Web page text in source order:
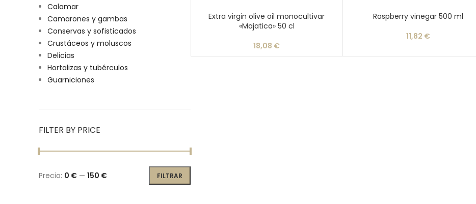
Calamar
Camarones y gambas
Conservas y sofisticados
Crustáceos y moluscos
Delicias
Hortalizas y tubérculos
Guarniciones
FILTER BY PRICE
FILTRAR
Precio: 0 € — 150 €
Extra virgin olive oil monocultivar
«Majatica» 50 cl
18,08 €
Raspberry vinegar 500 ml
11,82 €